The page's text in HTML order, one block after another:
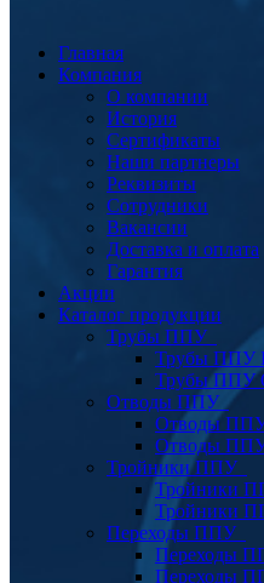
Главная
Компания
О компании
История
Сертификаты
Наши партнеры
Реквизиты
Сотрудники
Вакансии
Доставка и оплата
Гарантия
Акции
Каталог продукции
Трубы ППУ
Трубы ППУ
Трубы ППУ
Отводы ППУ
Отводы
Отводы
Тройники ППУ
Тройники
Тройники
Переходы ППУ
Переходы
Переходы